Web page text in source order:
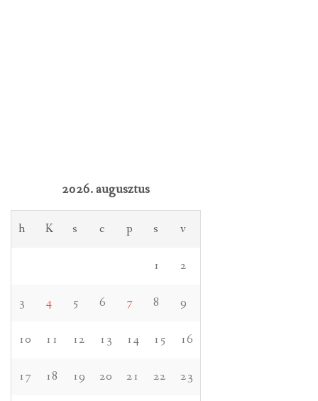
2026. augusztus
h K s c p s v
1 2
3 4 5 6 7 8 9
10 11 12 13 14 15 16
17 18 19 20 21 22 23